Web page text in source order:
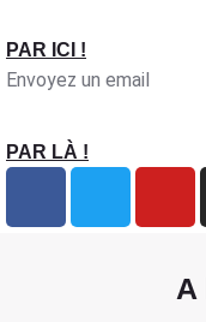
PAR ICI !
Envoyez un email
PAR LÀ !
A